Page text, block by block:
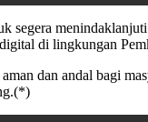
segera
di lingkungan
dan andal bagi